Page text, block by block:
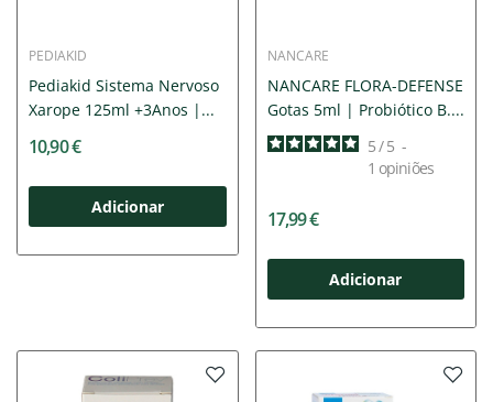
PEDIAKID
Pediakid Sistema Nervoso
Xarope 125ml +3Anos |...
10,90 €
Adicionar
NANCARE
NANCARE FLORA-DEFENSE
Gotas 5ml | Probiótico B....
5/ 5 -
1 opiniões
17,99 €
Adicionar